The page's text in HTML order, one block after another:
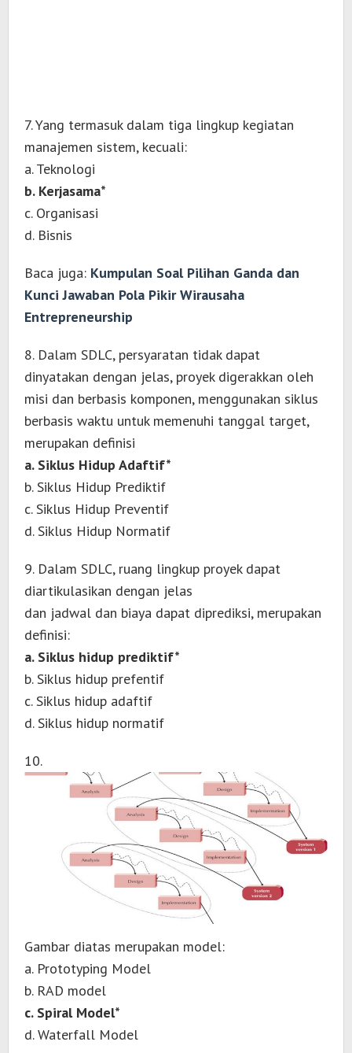
7. Yang termasuk dalam tiga lingkup kegiatan
manajemen sistem, kecuali:
a. Teknologi
b. Kerjasama*
c. Organisasi
d. Bisnis
Baca juga: Kumpulan Soal Pilihan Ganda dan
Kunci Jawaban Pola Pikir Wirausaha
Entrepreneurship
8. Dalam SDLC, persyaratan tidak dapat
dinyatakan dengan jelas, proyek digerakkan oleh
misi dan berbasis komponen, menggunakan siklus
berbasis waktu untuk memenuhi tanggal target,
merupakan definisi
a. Siklus Hidup Adaftif*
b. Siklus Hidup Prediktif
c. Siklus Hidup Preventif
d. Siklus Hidup Normatif
9. Dalam SDLC, ruang lingkup proyek dapat
diartikulasikan dengan jelas
dan jadwal dan biaya dapat diprediksi, merupakan
definisi:
a. Siklus hidup prediktif*
b. Siklus hidup prefentif
c. Siklus hidup adaftif
d. Siklus hidup normatif
10.
Gambar diatas merupakan model:
a. Prototyping Model
b. RAD model
c. Spiral Model*
d. Waterfall Model